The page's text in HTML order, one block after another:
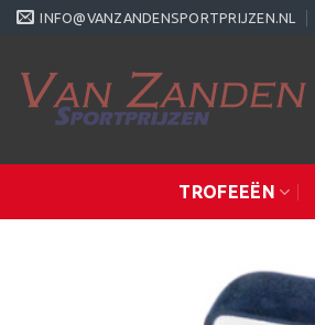
Ga
INFO@VANZANDENSPORTPRIJZEN.NL
TROFEEËN